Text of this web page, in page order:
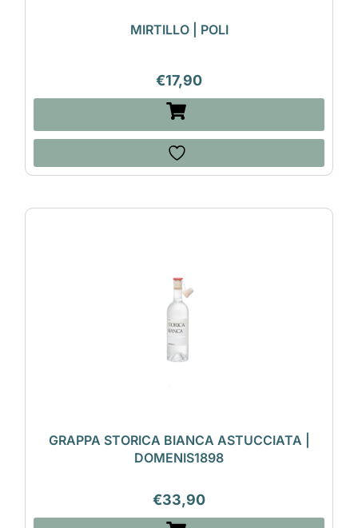
MIRTILLO | POLI
€17,90
GRAPPA STORICA BIANCA ASTUCCIATA |
DOMENIS1898
€33,90